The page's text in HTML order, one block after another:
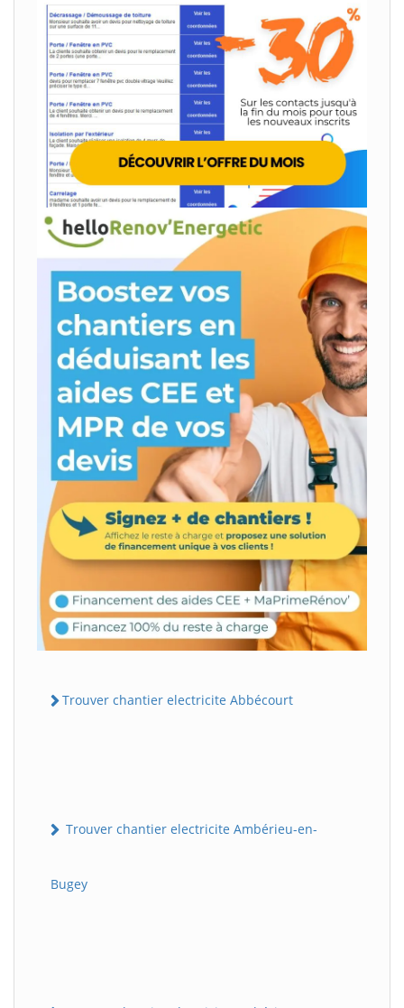
Trouver chantier electricite Abbécourt
Trouver chantier electricite Ambérieu-en-
Bugey